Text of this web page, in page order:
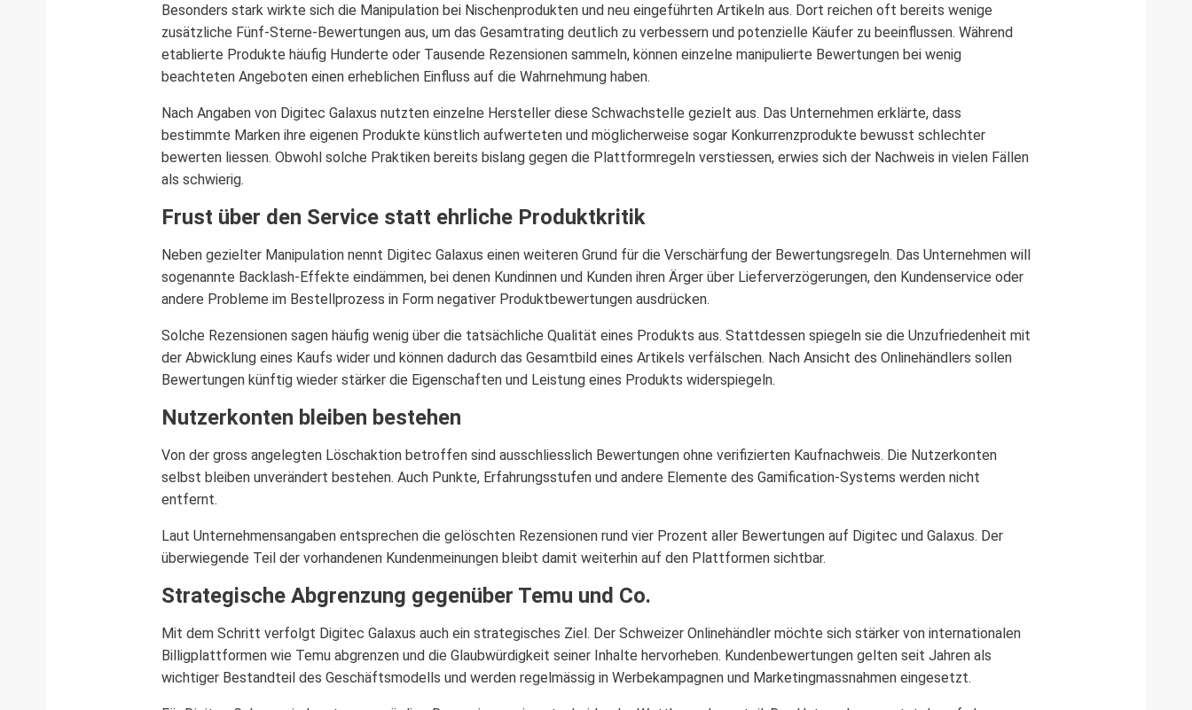
Besonders stark wirkte sich die Manipulation bei Nischenprodukten und neu eingeführten Artikeln aus. Dort reichen oft bereits wenige
zusätzliche Fünf-Sterne-Bewertungen aus, um das Gesamtrating deutlich zu verbessern und potenzielle Käufer zu beeinflussen. Während
etablierte Produkte häufig Hunderte oder Tausende Rezensionen sammeln, können einzelne manipulierte Bewertungen bei wenig
beachteten Angeboten einen erheblichen Einfluss auf die Wahrnehmung haben.
Nach Angaben von Digitec Galaxus nutzten einzelne Hersteller diese Schwachstelle gezielt aus. Das Unternehmen erklärte, dass
bestimmte Marken ihre eigenen Produkte künstlich aufwerteten und möglicherweise sogar Konkurrenzprodukte bewusst schlechter
bewerten liessen. Obwohl solche Praktiken bereits bislang gegen die Plattformregeln verstiessen, erwies sich der Nachweis in vielen Fällen
als schwierig.
Frust über den Service statt ehrliche Produktkritik
Neben gezielter Manipulation nennt Digitec Galaxus einen weiteren Grund für die Verschärfung der Bewertungsregeln. Das Unternehmen will
sogenannte Backlash-Effekte eindämmen, bei denen Kundinnen und Kunden ihren Ärger über Lieferverzögerungen, den Kundenservice oder
andere Probleme im Bestellprozess in Form negativer Produktbewertungen ausdrücken.
Solche Rezensionen sagen häufig wenig über die tatsächliche Qualität eines Produkts aus. Stattdessen spiegeln sie die Unzufriedenheit mit
der Abwicklung eines Kaufs wider und können dadurch das Gesamtbild eines Artikels verfälschen. Nach Ansicht des Onlinehändlers sollen
Bewertungen künftig wieder stärker die Eigenschaften und Leistung eines Produkts widerspiegeln.
Nutzerkonten bleiben bestehen
Von der gross angelegten Löschaktion betroffen sind ausschliesslich Bewertungen ohne verifizierten Kaufnachweis. Die Nutzerkonten
selbst bleiben unverändert bestehen. Auch Punkte, Erfahrungsstufen und andere Elemente des Gamification-Systems werden nicht
entfernt.
Laut Unternehmensangaben entsprechen die gelöschten Rezensionen rund vier Prozent aller Bewertungen auf Digitec und Galaxus. Der
überwiegende Teil der vorhandenen Kundenmeinungen bleibt damit weiterhin auf den Plattformen sichtbar.
Strategische Abgrenzung gegenüber Temu und Co.
Mit dem Schritt verfolgt Digitec Galaxus auch ein strategisches Ziel. Der Schweizer Onlinehändler möchte sich stärker von internationalen
Billigplattformen wie Temu abgrenzen und die Glaubwürdigkeit seiner Inhalte hervorheben. Kundenbewertungen gelten seit Jahren als
wichtiger Bestandteil des Geschäftsmodells und werden regelmässig in Werbekampagnen und Marketingmassnahmen eingesetzt.